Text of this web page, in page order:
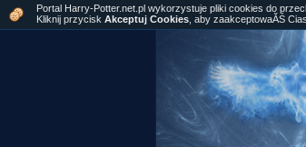
Portal Harry-Potter.net.pl wykorzystuje pliki cookies do
Kliknij przycisk Akceptuj Cookies , aby zaakceptowaĂŚ